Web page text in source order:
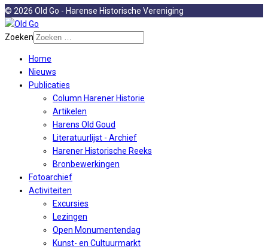
© 2026 Old Go - Harense Historische Vereniging
Zoeken
Home
Nieuws
Publicaties
Column Harener Historie
Artikelen
Harens Old Goud
Literatuurlijst - Archief
Harener Historische Reeks
Bronbewerkingen
Fotoarchief
Activiteiten
Excursies
Lezingen
Open Monumentendag
Kunst- en Cultuurmarkt